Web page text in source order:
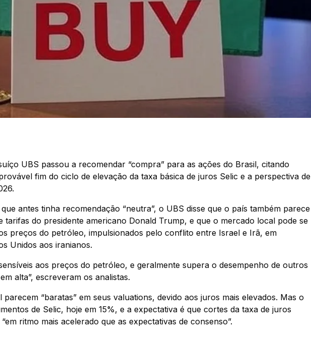
UBS passou a recomendar “compra” para as ações do Brasil, citando
fim do ciclo de elevação da taxa básica de juros Selic e a perspectiva de
antes tinha recomendação “neutra”, o UBS disse que o país também parece
tarifas do presidente americano Donald Trump, e que o mercado local pode se
preços do petróleo, impulsionados pelo conflito entre Israel e Irã, em
Unidos aos iranianos.
aos preços do petróleo, e geralmente supera o desempenho de outros
alta”, escreveram os analistas.
“baratas” em seus valuations, devido aos juros mais elevados. Mas o
de Selic, hoje em 15%, e a expectativa é que cortes da taxa de juros
ritmo mais acelerado que as expectativas de consenso”.